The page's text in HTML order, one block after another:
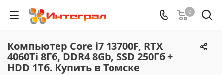
0
Компьютер Core i7 13700F, RTX
4060Ti 8Гб, DDR4 8Gb, SSD 250Гб +
HDD 1Тб. Купить в Томске